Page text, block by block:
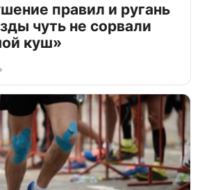
правил и ругань
чуть не сорвали
куш»